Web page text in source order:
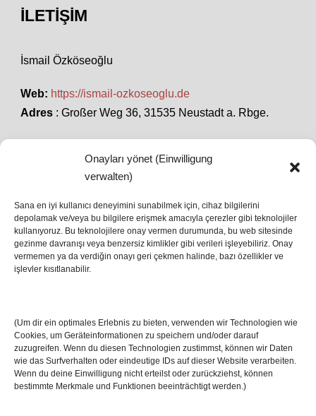
Onayları yönet (Einwilligung
verwalten)
Sana en iyi kullanıcı deneyimini sunabilmek için, cihaz bilgilerini
depolamak ve/veya bu bilgilere erişmek amacıyla çerezler gibi teknolojiler
kullanıyoruz. Bu teknolojilere onay vermen durumunda, bu web sitesinde
gezinme davranışı veya benzersiz kimlikler gibi verileri işleyebiliriz. Onay
vermemen ya da verdiğin onayı geri çekmen halinde, bazı özellikler ve
işlevler kısıtlanabilir.
(Um dir ein optimales Erlebnis zu bieten, verwenden wir Technologien wie
Cookies, um Geräteinformationen zu speichern und/oder darauf
zuzugreifen. Wenn du diesen Technologien zustimmst, können wir Daten
wie das Surfverhalten oder eindeutige IDs auf dieser Website verarbeiten.
Wenn du deine Einwilligung nicht erteilst oder zurückziehst, können
bestimmte Merkmale und Funktionen beeinträchtigt werden.)
İLETIŞIM
İsmail Özköseoğlu
Web: https://ismail-ozkoseoglu.de
Adres : Großer Weg 36, 31535 Neustadt a. Rbge.
SON HABERLER
İstanbul’da Avrupa Ligi Finali: Freiburg ve Aston
Villa Boğaz’da Tarih Yazmaya Hazırlanıyor
08 May 2026
17 Nis 2026